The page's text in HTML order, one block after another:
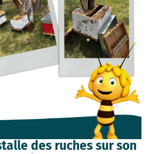
des ruches sur son